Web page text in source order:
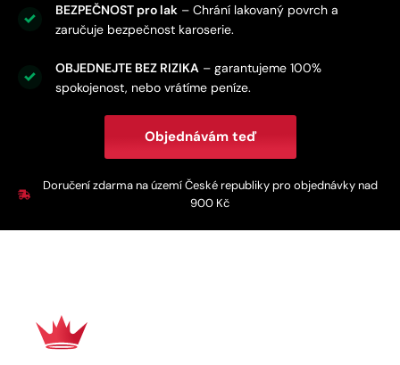
BEZPEČNOST pro lak– Chrání lakovaný povrch a
zaručuje bezpečnost karoserie.
OBJEDNEJTE BEZ RIZIKA– garantujeme 100%
spokojenost, nebo vrátíme peníze.
Objednávám teď
Doručení zdarma na území České republiky pro objednávky nad
900 Kč